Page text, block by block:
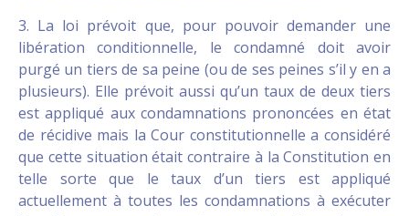
3. La loi prévoit que, pour pouvoir demander une
libération conditionnelle, le condamné doit avoir
purgé un tiers de sa peine (ou de ses peines s’il y en a
plusieurs). Elle prévoit aussi qu’un taux de deux tiers
est appliqué aux condamnations prononcées en état
de récidive mais la Cour constitutionnelle a considéré
que cette situation était contraire à la Constitution en
telle sorte que le taux d’un tiers est appliqué
actuellement à toutes les condamnations à exécuter